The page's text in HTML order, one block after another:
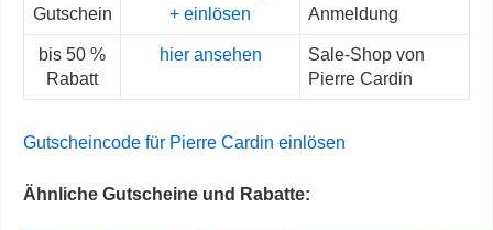
Gutschein
+ einlösen
Anmeldung
bis 50 %
Rabatt
hier ansehen
Sale-Shop von
Pierre Cardin
Gutscheincode für Pierre Cardin einlösen
Ähnliche Gutscheine und Rabatte: